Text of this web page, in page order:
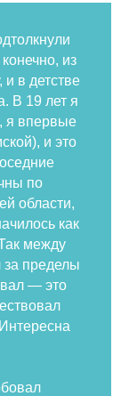
из
и в детстве
В 19 лет я
я впервые
и это
по
области,
как
между
за пределы
— это